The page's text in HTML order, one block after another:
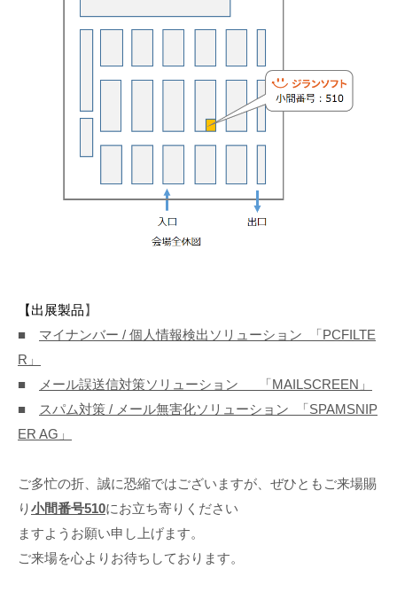
【出展製品】
■ マイナンバー / 個人情報検出ソリューション 「PCFILTE
R 」
■
メール誤送信対策ソリューション 「MAILSCREEN 」
■
スパム対策 / メール無害化ソリューション 「SPAMSNIP
ER AG 」
ご多忙の折、誠に恐縮ではございますが、ぜひともご来場賜
り小間番号510にお立ち寄りください
ますようお願い申し上げます。
ご来場を心よりお待ちしております。